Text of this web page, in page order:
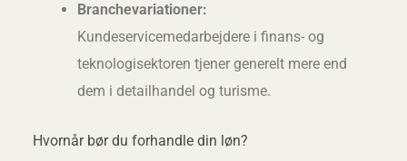
Branchevariationer:
Kundeservicemedarbejdere i finans- og
teknologisektoren tjener generelt mere end
dem i detailhandel og turisme.
Hvornår bør du forhandle din løn?